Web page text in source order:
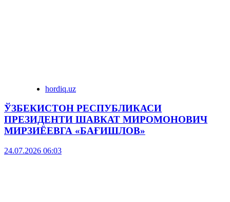
hordiq.uz
ЎЗБЕКИСТОН РЕСПУБЛИКАСИ
ПРЕЗИДЕНТИ ШАВКАТ МИРОМОНОВИЧ
МИРЗИЁЕВГА «БАҒИШЛОВ»
24.07.2026 06:03